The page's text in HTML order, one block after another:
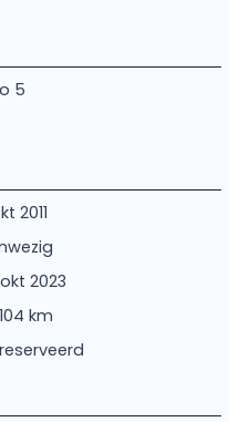
5
2011
2023
km